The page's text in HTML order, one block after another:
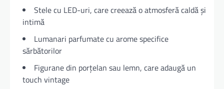
Stele cu LED-uri, care creează o atmosferă caldă și
intimă
Lumanari parfumate cu arome specifice
sărbătorilor
Figurane din porțelan sau lemn, care adaugă un
touch vintage